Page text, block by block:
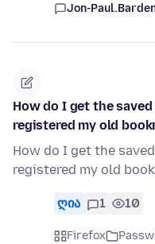
Jon-
How do I get the
registered my old
How do I get the
registered my old
ღია 1 10
Firefox